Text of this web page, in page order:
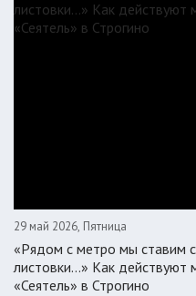
29 май 2026, Пятница
«Рядом с метро мы ставим
листовки…» Как действуют
«Сеятель» в Строгино